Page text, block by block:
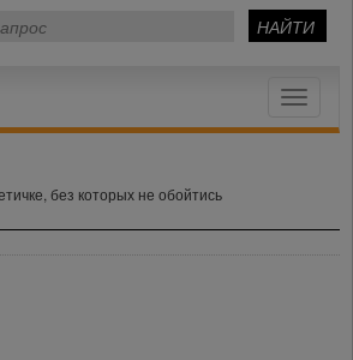
Toggle
без которых не обойтись